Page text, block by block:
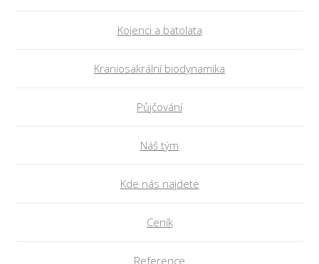
Kojenci a batolata
Kraniosakrální biodynamika
Půjčování
Náš tým
Kde nás najdete
Ceník
Reference